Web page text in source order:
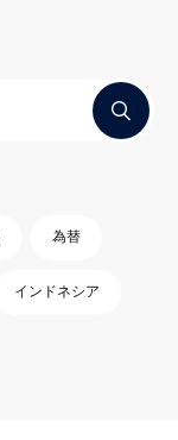
為替
インドネシア